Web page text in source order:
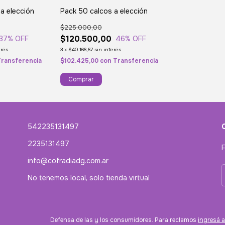
elección
% OFF
Pack 50 calcos a elección
$120.500,00
$225.000,00
46% OFF
3 x $40.166,67 sin interés
$102.425,00 con Transferencia
542235131497
2235131497
info@cofradiadg.com.ar
No tenemos local, solo tienda virtual
Defensa de las y los consumidores. Para reclamos ingresá